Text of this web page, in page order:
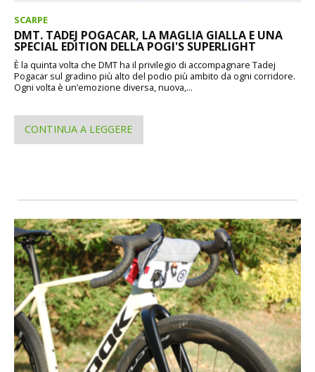
SCARPE
DMT. TADEJ POGACAR, LA MAGLIA GIALLA E UNA
SPECIAL EDITION DELLA POGI'S SUPERLIGHT
È la quinta volta che DMT ha il privilegio di accompagnare Tadej
Pogacar sul gradino più alto del podio più ambito da ogni corridore.
Ogni volta è un’emozione diversa, nuova,...
CONTINUA A LEGGERE